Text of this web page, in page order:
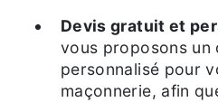
Devis gratuit et
vous proposons un
personnalisé pour
maçonnerie, afin